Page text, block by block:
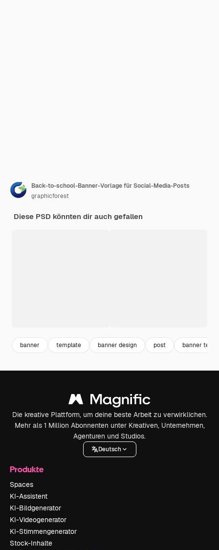
Back-to-school-Banner-Vorlage für Social-Media-Posts
graphicforest
Diese PSD könnten dir auch gefallen
banner template banner design post banner
Die kreative Plattform, um deine beste Arbeit zu verwirklichen.
Mehr als 1 Million Abonnenten unter Kreativen, Unternehmen,
Agenturen und Studios.
Deutsch
Produkte
Spaces
KI-Assistent
KI-Bildgenerator
KI-Videogenerator
KI-Stimmengenerator
Stock-Inhalte